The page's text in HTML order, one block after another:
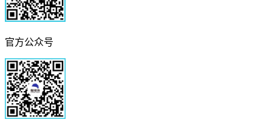
官方公众号